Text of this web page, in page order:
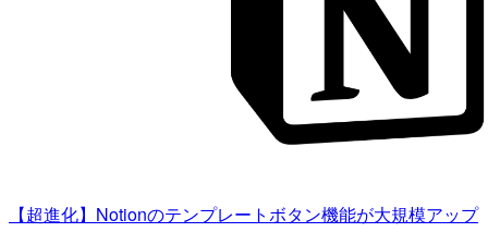
【超進化】Notionのテンプレートボタン機能が大規模アップ